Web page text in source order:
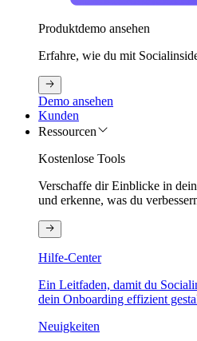
Produktdemo ansehen
Erfahre, wie du mit
Demo ansehen
Kunden
Ressourcen
Kostenlose Tools
Verschaffe dir Einblicke in
und erkenne, was du
Hilfe-Center
Ein Leitfaden, damit du
dein Onboarding effizient
Neuigkeiten